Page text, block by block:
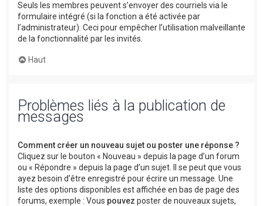
Seuls les membres peuvent s’envoyer des courriels via le
formulaire intégré (si la fonction a été activée par
l’administrateur). Ceci pour empêcher l’utilisation malveillante
de la fonctionnalité par les invités.
Haut
Problèmes liés à la publication de
messages
Comment créer un nouveau sujet ou poster une réponse ?
Cliquez sur le bouton « Nouveau » depuis la page d’un forum
ou « Répondre » depuis la page d’un sujet. Il se peut que vous
ayez besoin d’être enregistré pour écrire un message. Une
liste des options disponibles est affichée en bas de page des
forums, exemple : Vous pouvez poster de nouveaux sujets,